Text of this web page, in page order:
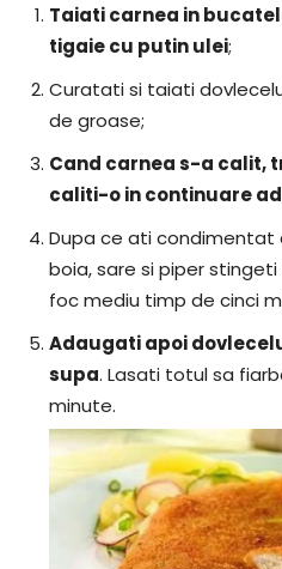
Taiati carnea in
tigaie cu putin ulei;
Curatati si taiati
de groase;
Cand carnea s-a calit,
caliti-o in continuare
Dupa ce ati
boia, sare si piper
foc mediu timp de cinci
Adaugati apoi
supa. Lasati totul sa
minute.